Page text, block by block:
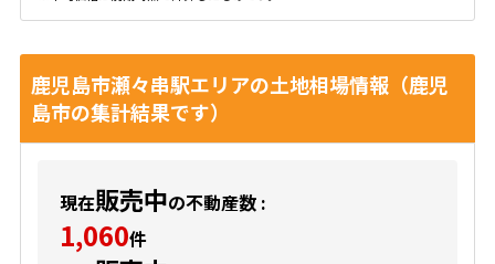
鹿児島市瀬々串駅エリアの土地相場情報（鹿児
島市の集計結果です）
現在販売中の不動産数 :
1,060件